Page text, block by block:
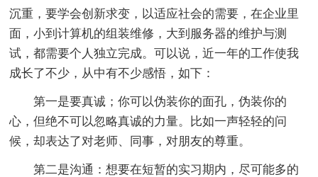
沉重，要学会创新求变，以适应社会的需要，在企业里
面，小到计算机的组装维修，大到服务器的维护与测
试，都需要个人独立完成。可以说，近一年的工作使我
成长了不少，从中有不少感悟，如下：
第一是要真诚；你可以伪装你的面孔，伪装你的
心，但绝不可以忽略真诚的力量。比如一声轻轻的问
候，却表达了对老师、同事，对朋友的尊重。
第二是沟通：想要在短暂的实习期内，尽可能多的